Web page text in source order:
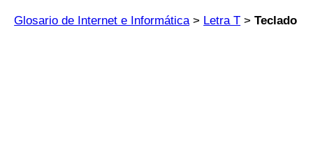
Glosario de Internet e Informática> Letra T >Teclado